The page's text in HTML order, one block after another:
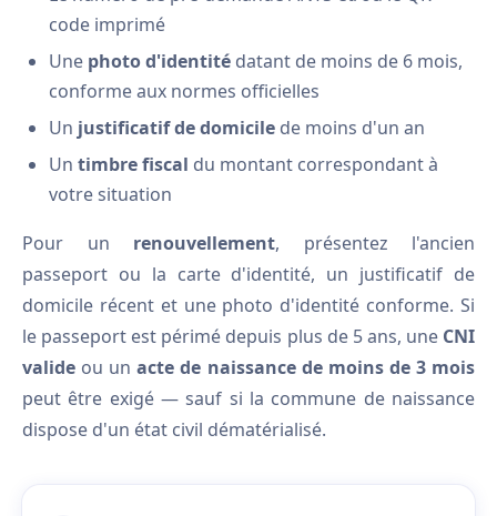
code imprimé
Une photo d'identité datant de moins de 6 mois,
conforme aux normes officielles
Un justificatif de domicile de moins d'un an
Un timbre fiscal du montant correspondant à
votre situation
Pour un renouvellement, présentez l'ancien
passeport ou la carte d'identité, un justificatif de
domicile récent et une photo d'identité conforme. Si
le passeport est périmé depuis plus de 5 ans, une CNI
valide ou unacte de naissance de moins de 3 mois
peut être exigé — sauf si la commune de naissance
dispose d'un état civil dématérialisé.